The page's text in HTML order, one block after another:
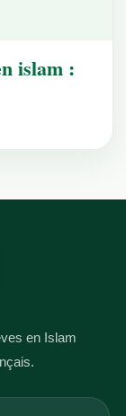
islam :
en Islam